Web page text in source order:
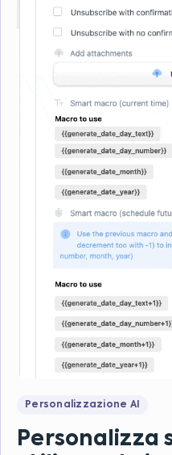
Personalizzazione AI
Personalizza